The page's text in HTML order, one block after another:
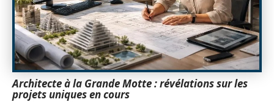
Architecte à la Grande Motte : révélations sur les
projets uniques en cours